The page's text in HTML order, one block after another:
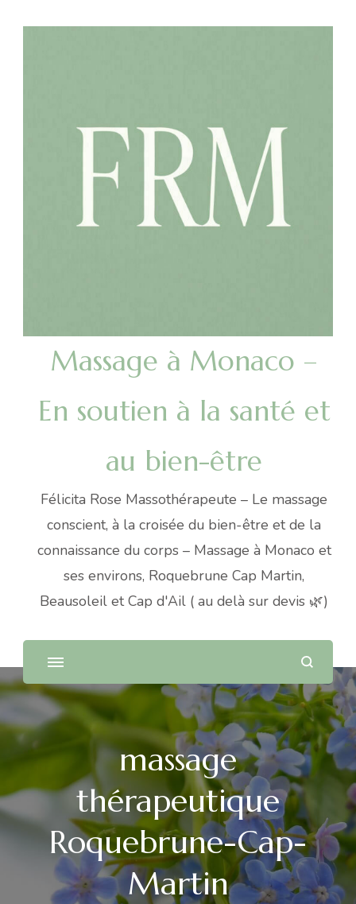
Massage à Monaco –
En soutien à la santé et
au bien-être
Félicita Rose Massothérapeute – Le massage
conscient, à la croisée du bien-être et de la
connaissance du corps – Massage à Monaco et
ses environs, Roquebrune Cap Martin,
Beausoleil et Cap d'Ail ( au delà sur devis 🌿)
massage
thérapeutique
Roquebrune-Cap-
Martin